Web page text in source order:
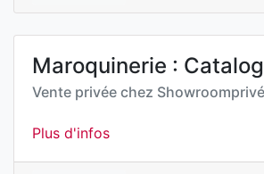
Maroquinerie :
Vente privée chez Showroomprivé
Plus d'infos